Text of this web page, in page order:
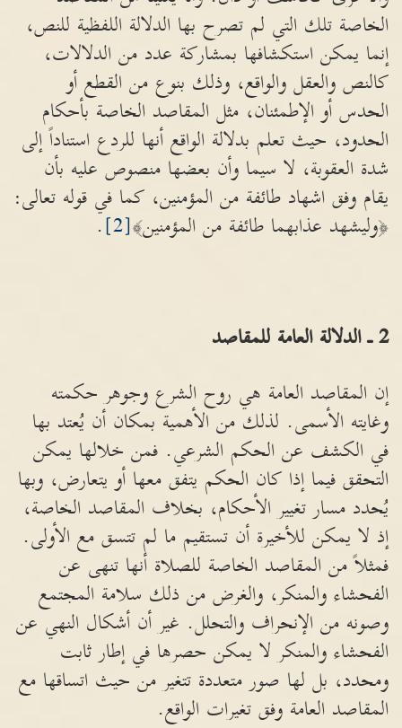
الخاصة تلك التي لم تصرح بها الدلالة اللفظية للنص،
إنما يمكن استكشافها بمشاركة عدد من الدلالات،
كالنص والعقل والواقع، وذلك بنوع من القطع أو
الحدس أو الإطمئنان، مثل المقاصد الخاصة بأحكام
الحدود، حيث تعلم بدلالة الواقع أنها للردع استناداً إلى
شدة العقوبة، لا سيما وأن بعضها منصوص عليه بأن
يقام وفق اشهاد طائفة من المؤمنين، كما في قوله تعالى:
﴿وليشهد عذابهما طائفة من المؤمنين﴾[2]
.
2ـ الدلالة العامة للمقاصد
إن المقاصد العامة هي روح الشرع وجوهر حكمته
وغايته الأسمى. لذلك من الأهمية بمكان أن يُعتد بها
في الكشف عن الحكم الشرعي. فمن خلالها يمكن
التحقق فيما إذا كان الحكم يتفق معها أو يتعارض، وبها
يُحدد مسار تغيير الأحكام، بخلاف المقاصد الخاصة،
إذ لا يمكن للأخيرة أن تستقيم ما لم تتسق مع الأولى.
فمثلاً من المقاصد الخاصة للصلاة أنها تنهى عن
الفحشاء والمنكر، والغرض من ذلك سلامة المجتمع
وصونه من الإنحراف والتحلل. غير أن أشكال النهي عن
الفحشاء والمنكر لا يمكن حصرها في إطار ثابت
ومحدد، بل لها صور متعددة تتغير من حيث اتساقها مع
المقاصد العامة وفق تغيرات الواقع.